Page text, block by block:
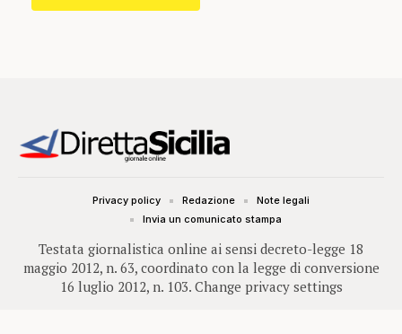
Testata giornalistica online ai sensi decreto-legge 18
maggio 2012, n. 63, coordinato con la legge di conversione
16 luglio 2012, n. 103. Change privacy settings
Privacy policy Redazione
Note legali
Invia un comunicato stampa